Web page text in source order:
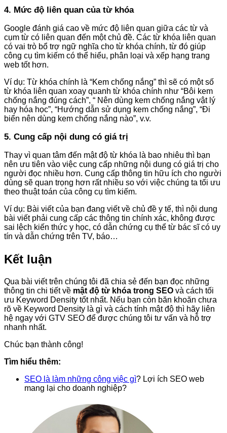
4. Mức độ liên quan của từ khóa
Google đánh giá cao về mức độ liên quan giữa các từ và
cụm từ có liên quan đến một chủ đề. Các từ khóa liên quan
có vai trò bổ trợ ngữ nghĩa cho từ khóa chính, từ đó giúp
công cụ tìm kiếm có thể hiểu, phân loại và xếp hạng trang
web tốt hơn.
Ví dụ: Từ khóa chính là “Kem chống nắng” thì sẽ có một số
từ khóa liên quan xoay quanh từ khóa chính như “Bôi kem
chống nắng đúng cách”, “ Nên dùng kem chống nắng vật lý
hay hóa học”, “Hướng dẫn sử dụng kem chống nắng”, “Đi
biển nên dùng kem chống nắng nào”, v.v.
5. Cung cấp nội dung có giá trị
Thay vì quan tâm đến mật độ từ khóa là bao nhiêu thì bạn
nên ưu tiên vào việc cung cấp những nội dung có giá trị cho
người đọc nhiều hơn. Cung cấp thông tin hữu ích cho người
dùng sẽ quan trọng hơn rất nhiều so với việc chúng ta tối ưu
theo thuật toán của công cụ tìm kiếm.
Ví dụ: Bài viết của bạn đang viết về chủ đề y tế, thì nội dung
bài viết phải cung cấp các thông tin chính xác, không được
sai lệch kiến thức y học, có dẫn chứng cụ thể từ bác sĩ có uy
tín và dẫn chứng trên TV, báo…
Kết luận
Qua bài viết trên chúng tôi đã chia sẻ đến bạn đọc những
thông tin chi tiết về mật độ từ khóa trong SEO và cách tối
ưu Keyword Density tốt nhất. Nếu bạn còn băn khoăn chưa
rõ về Keyword Density là gì và cách tính mật độ thì hãy liên
hệ ngay với GTV SEO để được chúng tôi tư vấn và hỗ trợ
nhanh nhất.
Chúc bạn thành công!
Tìm hiểu thêm:
SEO là làm những công việc gì? Lợi ích SEO web
mang lại cho doanh nghiệp?